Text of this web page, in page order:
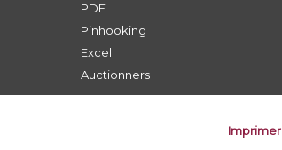
PDF
Pinhooking
Excel
Auctionners
Imprimer